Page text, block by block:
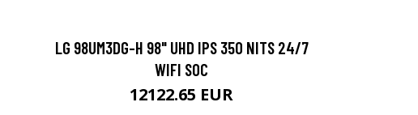
LG 98UM3DG-H 98" UHD IPS 350 NITS 24/7
WIFI SOC
12122.65 EUR